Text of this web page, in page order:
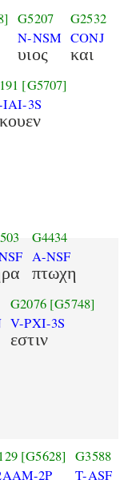
G5207
N-NSM
υιος
G2532
CONJ
και
[G5707]
IAI-3S
G4434
A-NSF
πτωχη
G2076 [G5748]
V-PXI-3S
εστιν
[G5628]
2P
G3588
T-ASF